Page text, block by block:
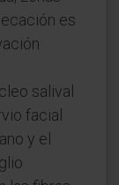
es
salival
facial
y el